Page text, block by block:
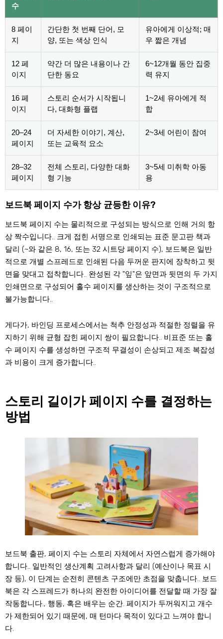
수
8 페이
지
간단한 첫 번째 단어, 모
양, 또는 색상 인식
유아에게 이상적; 매
우 짧은 개념
12 페
이지
약간 더 많은 내용이나 간
단한 동요
6~12개월 동안 집중
력 유지
16 페
이지
스토리 순서가 시작됩니
다, 대화형 플랩
1~2세 유아에게 적
합
20–24
페이지
더 자세한 이야기, 계산,
또는 교육적 요소
2~3세 어린이 참여
28–32
페이지
전체 스토리, 다양한 대화
형 기능
3~5세 미취학 아동
용
보드북 페이지 수가 항상 균등한 이유?
보드북 페이지 수는 물리적으로 구성되는 방식으로 인해 거의 항
상 짝수입니다.. 크게 접힌 서명으로 인쇄되는 표준 문고판 책과
달리 (~와 같은 8, 16, 또는 32 시트당 페이지 수), 보드북은 일반
적으로 개별 스프레드로 인쇄된 다음 두꺼운 판지에 장착하고 뒷
면을 맞대고 접착합니다.. 완성된 각 "잎"은 앞면과 뒷면의 두 가지
인쇄면으로 구성되어 홀수 페이지를 생산하는 것이 구조적으로
불가능합니다..
게다가, 바인딩 프로세스에서는 척추 안정성과 적절한 정렬을 유
지하기 위해 균형 잡힌 페이지 쌍이 필요합니다.. 비표준 또는 홀
수 페이지 수를 생성하면 구조적 무결성이 손상되고 제조 복잡성
과 비용이 크게 증가합니다..
스토리 길이가 페이지 수를 결정하는
방법
보드북 출판, 페이지 수는 스토리 자체에서 자연스럽게 증가해야
합니다.. 일반적인 생산계획 고려사항과 달리 (예산이나 목표 시
장 등), 이 단계는 순전히 콘텐츠 구조에만 초점을 맞춥니다.. 보드
북은 각 스프레드가 하나의 완전한 아이디어를 전달할 때 가장 잘
작동합니다., 행동, 혹은 배우는 순간. 페이지가 두꺼워지고 개수
가 제한되어 있기 때문에, 매 턴마다 목적이 있다고 느껴야 합니
다.